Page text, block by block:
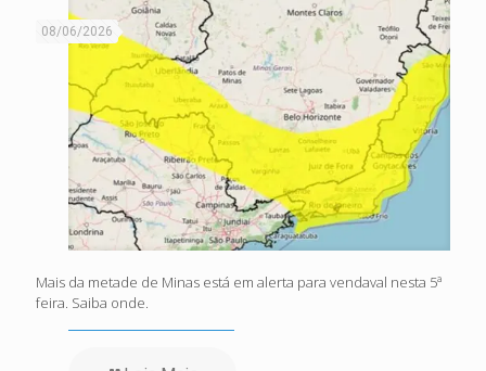
08/06/2026
Mais da metade de Minas está em alerta para vendaval nesta 5ª
feira. Saiba onde.